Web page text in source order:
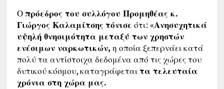
Οπρόεδρος του συλλόγου Προμηθέας κ.
Γιώργος Καλαμίτσης τόνισε ότι: «Ανησυχητικά
υψηλή θνησιμότητα μεταξύ των χρηστών
ενέσιμων ναρκωτικών, η οποία ξεπερνάει κατά
πολύ τα αντίστοιχα δεδομένα από τις χώρες του
δυτικού κόσμου, καταγράφεταιτα τελευταία
χρόνια στη χώρα μας.